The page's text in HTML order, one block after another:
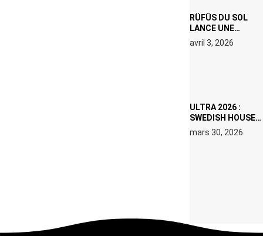
RÜFÜS DU SOL
LANCE UNE
RÉSIDENCE DJ
SET DE QUATRE
avril 3, 2026
ULTRA 2026 :
SWEDISH HOUSE
MAFIA RETROUVE
ERIC PRYDZ DANS
mars 30, 2026